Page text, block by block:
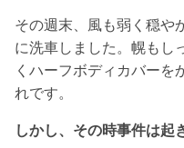
その週末、風も弱く穏や
に洗車しました。幌もし
くハーフボディカバーを
れです。
しかし、その時事件は起